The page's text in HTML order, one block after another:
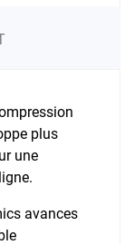
plus
une
avances